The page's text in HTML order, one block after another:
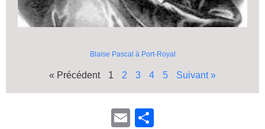
Blaise Pascal à Port-Royal
« Précédent 1 2 3 4 5 Suivant »
E